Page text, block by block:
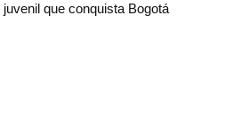
juvenil que conquista Bogotá